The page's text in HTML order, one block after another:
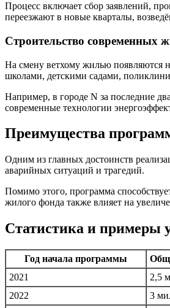
Процесс включает сбор заявлений,
переезжают в новые кварталы,
Строительство современных
На смену ветхому жилью появляются
школами, детскими садами,
Например, в городе N за последние
современные технологии
Преимущества
Одним из главных достоинств
аварийных ситуаций и трагедий.
Помимо этого, программа
жилого фонда также влияет на
Статистика и примеры
Год начала программы
2021
2,5
2022
3